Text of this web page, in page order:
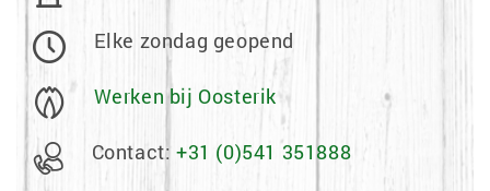
Elke zondag geopend
Werken bij Oosterik
Contact:+31 (0)541 351888